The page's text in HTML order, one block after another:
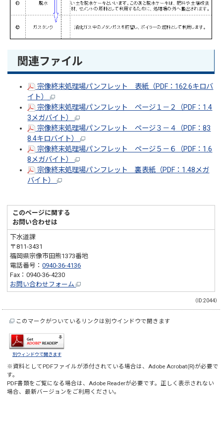
関連ファイル
宗像終末処理場パンフレット 表紙（PDF：162.6キロバ
イト）
宗像終末処理場パンフレット ページ１－２（PDF：1.4
3メガバイト）
宗像終末処理場パンフレット ページ３－４（PDF：83
8.4キロバイト）
宗像終末処理場パンフレット ページ５－６（PDF：1.6
8メガバイト）
宗像終末処理場パンフレット 裏表紙（PDF：1.48メガ
バイト）
このページに関する
お問い合わせは
下水道課
〒811-3431
福岡県宗像市田熊1373番地
電話番号：0940-36-4136
Fax：0940-36-4230
お問い合わせフォーム
（ID:2044）
このマークがついているリンクは別ウインドウで開きます
別ウィンドウで開きます
※資料としてPDFファイルが添付されている場合は、Adobe Acrobat(R)が必要で
す。
PDF書類をご覧になる場合は、Adobe Readerが必要です。正しく表示されない
場合、最新バージョンをご利用ください。